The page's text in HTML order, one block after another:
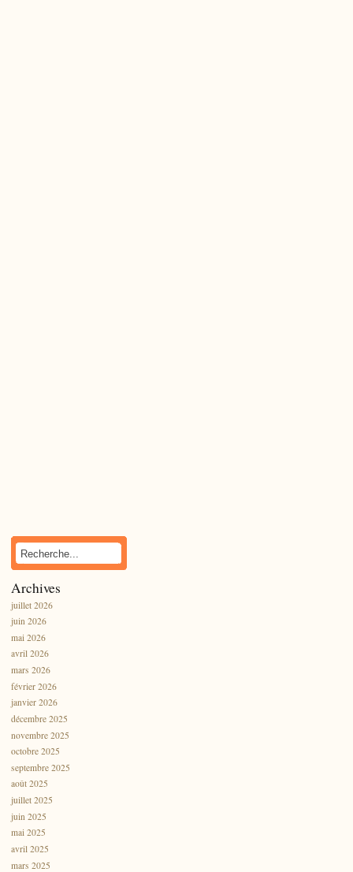
Archives
juillet 2026
juin 2026
mai 2026
avril 2026
mars 2026
février 2026
janvier 2026
décembre 2025
novembre 2025
octobre 2025
septembre 2025
août 2025
juillet 2025
juin 2025
mai 2025
avril 2025
mars 2025